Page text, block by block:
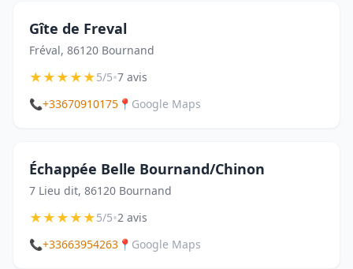
Gîte de Freval
Fréval, 86120 Bournand
★★★★★5/5•7 avis
📞+33670910175 📍 Google Maps
Échappée Belle Bournand/Chinon
7 Lieu dit, 86120 Bournand
★★★★★5/5•2 avis
📞+33663954263 📍 Google Maps